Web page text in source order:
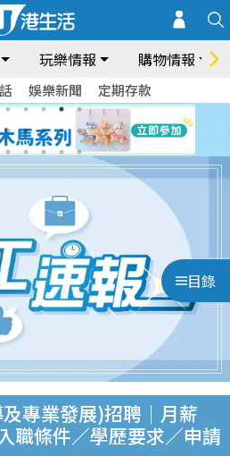
玩樂情報 購物情報
娛樂新聞 定期存款
目錄
專業發展)招聘｜月薪
職條件／學歷要求／申請